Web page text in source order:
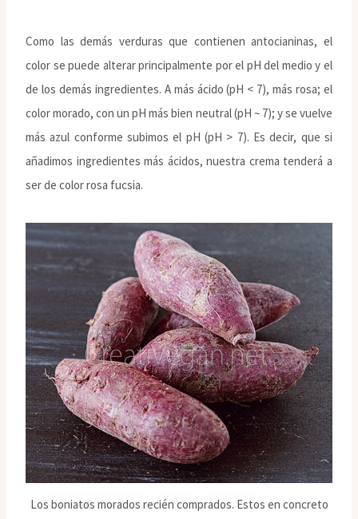
Como las demás verduras que contienen antocianinas, el
color se puede alterar principalmente por el pH del medio y el
de los demás ingredientes. A más ácido (pH < 7), más rosa; el
color morado, con un pH más bien neutral (pH ~ 7); y se vuelve
más azul conforme subimos el pH (pH > 7). Es decir, que si
añadimos ingredientes más ácidos, nuestra crema tenderá a
ser de color rosa fucsia.
Los boniatos morados recién comprados. Estos en concreto